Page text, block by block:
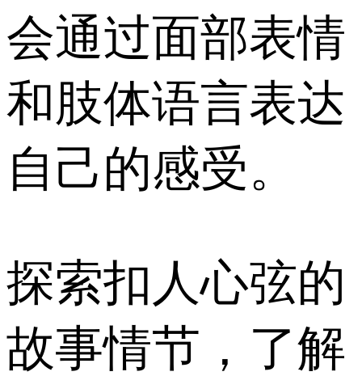
会通过面部表情
和肢体语言表达
自己的感受。
探索扣人心弦的
故事情节，了解